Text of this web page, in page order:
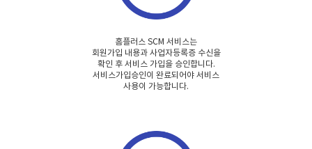
홈플러스 SCM 서비스는
회원가입 내용과 사업자등록증 수신을
확인 후서비스 가입을 승인합니다.
서비스가입승인이 완료되어야 서비스
사용이 가능합니다.